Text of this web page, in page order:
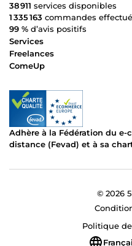
38 911 services disponibles
1 335 163 commandes
99 % d’avis positifs
Services
Freelances
ComeUp
Adhère à la Fédération du
distance (Fevad) et à sa
© 2026
Politique